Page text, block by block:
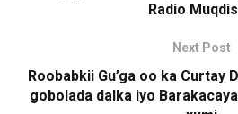
Radio
Next Post
Roobabkii Gu’ga oo ka Curtay
gobolada dalka iyo